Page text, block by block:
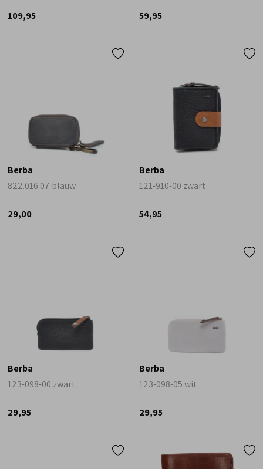
109,95 59,95
Berba
822.016.07 blauw
29,00
Berba
121-910-00 zwart
54,95
Berba
123-098-00 zwart
29,95
Berba
123-098-05 wit
29,95